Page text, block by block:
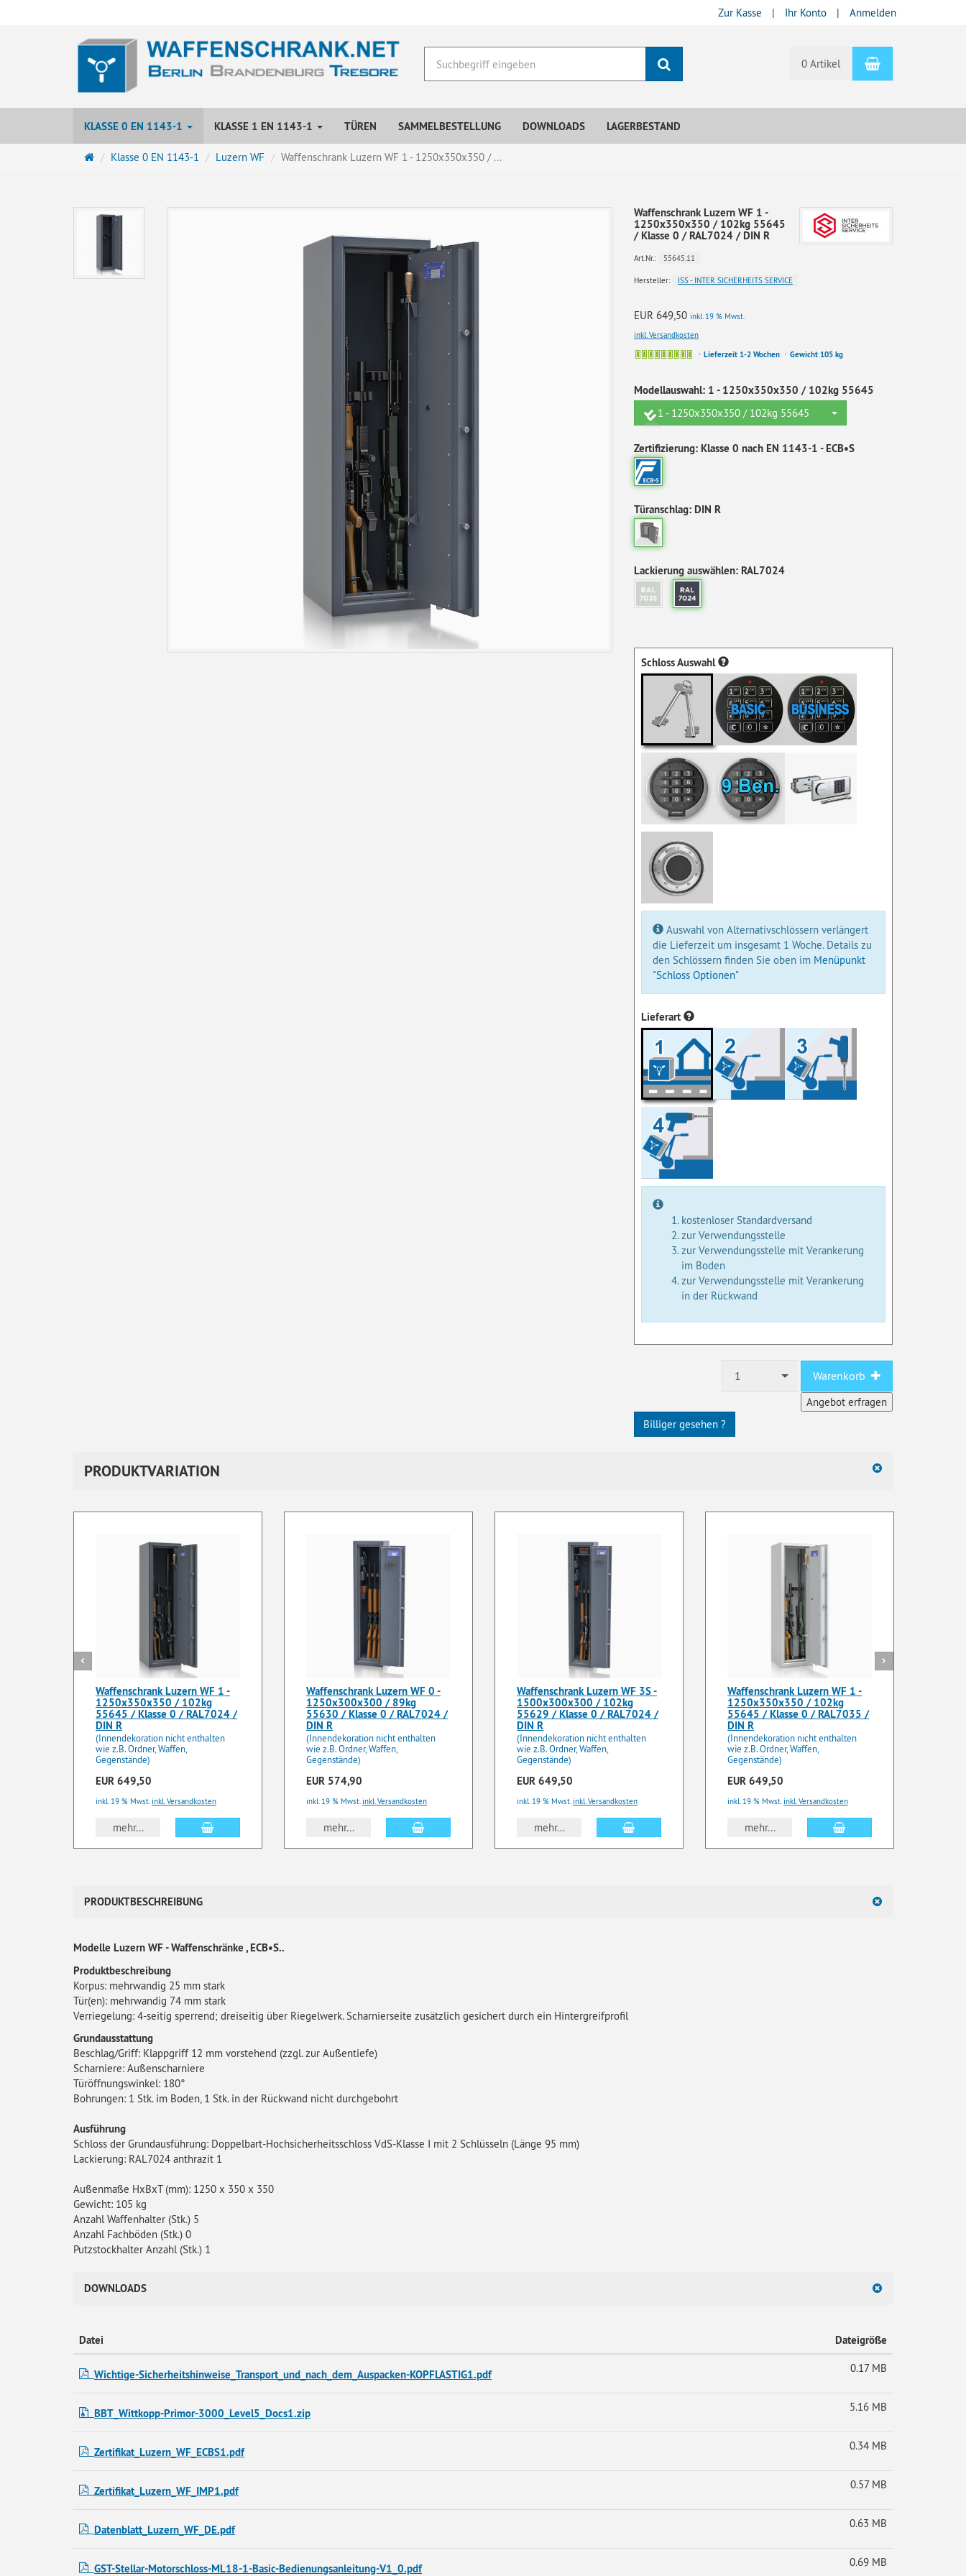
Zur Kasse Ihr Konto Anmelden
0 Artikel Warenkorb
KLASSE 0 EN 1143-1 KLASSE 1 EN 1143-1 TÜREN SAMMELBESTELLUNG DOWNLOADS LAGERBESTAND
Startseite
Klasse 0 EN 1143-1 Luzern WF Waffenschrank Luzern WF 1 - 1250x350x350 / ...
Waffenschrank Luzern WF 1 -
1250x350x350 / 102kg 55645
/ Klasse 0 / RAL7024 / DIN R
Art.Nr.: 55645.11
Hersteller: ISS - INTER SICHERHEITS SERVICE
EUR 649,50 inkl. 19 % Mwst.
inkl. Versandkosten
Lieferzeit 1-2 Wochen
Gewicht 105 kg
Modellauswahl: 1 - 1250x350x350 / 102kg 55645
1 - 1250x350x350 / 102kg 55645
Zertifizierung: Klasse 0 nach EN 1143-1 - ECB•S
Türanschlag: DIN R
Lackierung auswählen: RAL7024
Schloss Auswahl
Auswahl von Alternativschlössern verlängert
die Lieferzeit um insgesamt 1 Woche. Details zu
den Schlössern finden Sie oben im Menüpunkt
"Schloss Optionen"
Lieferart
kostenloser Standardversand
zur Verwendungsstelle
zur Verwendungsstelle mit Verankerung
im Boden
zur Verwendungsstelle mit Verankerung
in der Rückwand
1 Warenkorb
Billiger gesehen ?
PRODUKTVARIATION
Waffenschrank Luzern WF 1 -
1250x350x350 / 102kg
55645 / Klasse 0 / RAL7024 /
DIN R
(Innendekoration nicht enthalten
wie z.B. Ordner, Waffen,
Gegenstände)
EUR 649,50
inkl. 19 % Mwst. inkl. Versandkosten
mehr... In den Warenkorb
Waffenschrank Luzern WF 0 -
1250x300x300 / 89kg
55630 / Klasse 0 / RAL7024 /
DIN R
(Innendekoration nicht enthalten
wie z.B. Ordner, Waffen,
Gegenstände)
EUR 574,90
inkl. 19 % Mwst. inkl. Versandkosten
mehr... In den Warenkorb
Waffenschrank Luzern WF 3S -
1500x300x300 / 102kg
55629 / Klasse 0 / RAL7024 /
DIN R
(Innendekoration nicht enthalten
wie z.B. Ordner, Waffen,
Gegenstände)
EUR 649,50
inkl. 19 % Mwst. inkl. Versandkosten
mehr... In den Warenkorb
Waffenschrank Luzern WF 1 -
1250x350x350 / 102kg
55645 / Klasse 0 / RAL7035 /
DIN R
(Innendekoration nicht enthalten
wie z.B. Ordner, Waffen,
Gegenstände)
EUR 649,50
inkl. 19 % Mwst. inkl. Versandkosten
mehr... In den Warenkorb
PRODUKTBESCHREIBUNG
Modelle Luzern WF - Waffenschränke , ECB•S..
Produktbeschreibung
Korpus: mehrwandig 25 mm stark
Tür(en): mehrwandig 74 mm stark
Verriegelung: 4-seitig sperrend; dreiseitig über Riegelwerk. Scharnierseite zusätzlich gesichert durch ein Hintergreifprofil
Grundausstattung
Beschlag/Griff: Klappgriff 12 mm vorstehend (zzgl. zur Außentiefe)
Scharniere: Außenscharniere
Türöffnungswinkel: 180°
Bohrungen: 1 Stk. im Boden, 1 Stk. in der Rückwand nicht durchgebohrt
Ausführung
Schloss der Grundausführung: Doppelbart-Hochsicherheitsschloss VdS-Klasse I mit 2 Schlüsseln (Länge 95 mm)
Lackierung: RAL7024 anthrazit 1
Außenmaße HxBxT (mm): 1250 x 350 x 350
Gewicht: 105 kg
Anzahl Waffenhalter (Stk.) 5
Anzahl Fachböden (Stk.) 0
Putzstockhalter Anzahl (Stk.) 1
DOWNLOADS
Datei Dateigröße
Wichtige-Sicherheitshinweise_Transport_und_nach_dem_Auspacken-KOPFLASTIG1.pdf 0.17 MB
BBT_Wittkopp-Primor-3000_Level5_Docs1.zip 5.16 MB
Zertifikat_Luzern_WF_ECBS1.pdf 0.34 MB
Zertifikat_Luzern_WF_IMP1.pdf 0.57 MB
Datenblatt_Luzern_WF_DE.pdf 0.63 MB
GST-Stellar-Motorschloss-ML18-1-Basic-Bedienungsanleitung-V1_0.pdf 0.69 MB